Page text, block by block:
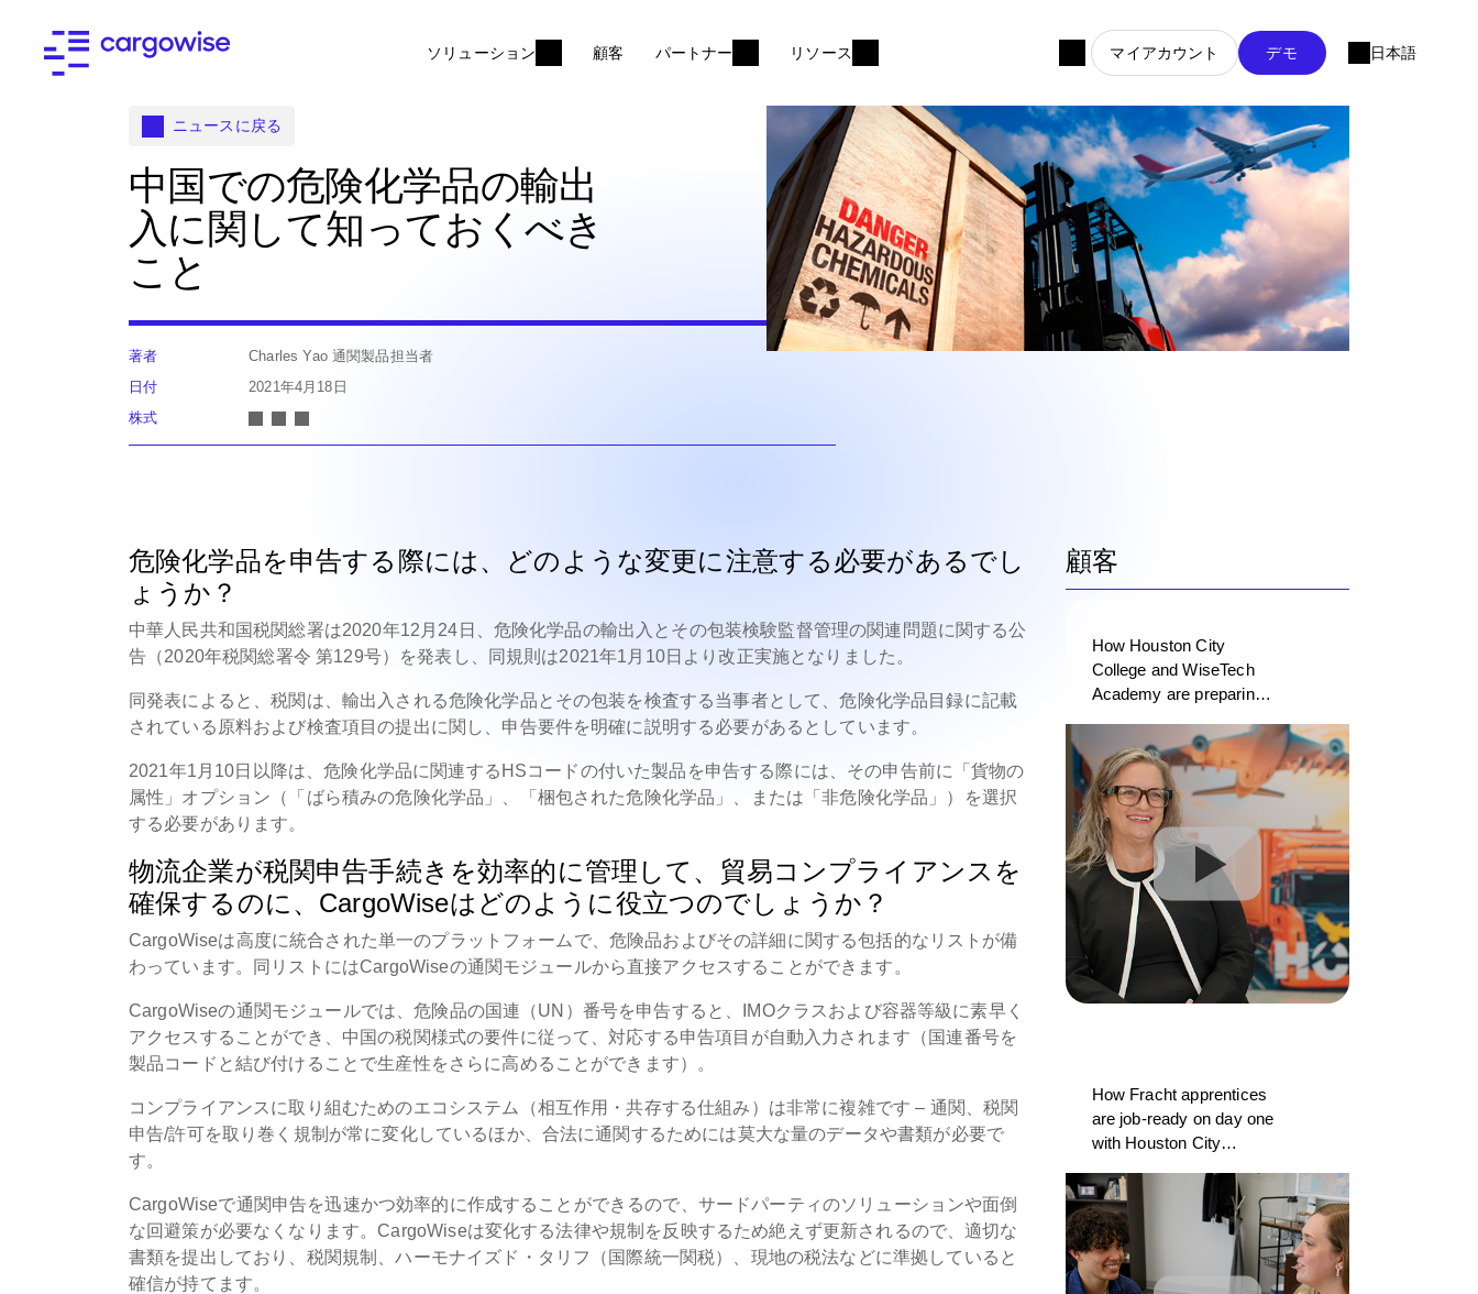
ソリューション 顧客 パートナー リソース マイアカウント デモ 日本語
ニュースに戻る
中国での危険化学品の輸出
入に関して知っておくべき
こと
著者
Charles Yao 通関製品担当者
日付
2021年4月18日
株式
危険化学品を申告する際には、どのような変更に注意する必要があるでし
ょうか？
中華人民共和国税関総署は2020年12月24日、危険化学品の輸出入とその包装検験監督管理の関連問題に関する公
告（2020年税関総署令 第129号）を発表し、同規則は2021年1月10日より改正実施となりました。
同発表によると、税関は、輸出入される危険化学品とその包装を検査する当事者として、危険化学品目録に記載
されている原料および検査項目の提出に関し、申告要件を明確に説明する必要があるとしています。
2021年1月10日以降は、危険化学品に関連するHSコードの付いた製品を申告する際には、その申告前に「貨物の
属性」オプション（「ばら積みの危険化学品」、「梱包された危険化学品」、または「非危険化学品」）を選択
する必要があります。
物流企業が税関申告手続きを効率的に管理して、貿易コンプライアンスを
確保するのに、CargoWiseはどのように役立つのでしょうか？
CargoWiseは高度に統合された単一のプラットフォームで、危険品およびその詳細に関する包括的なリストが備
わっています。同リストにはCargoWiseの通関モジュールから直接アクセスすることができます。
CargoWiseの通関モジュールでは、危険品の国連（UN）番号を申告すると、IMOクラスおよび容器等級に素早く
アクセスすることができ、中国の税関様式の要件に従って、対応する申告項目が自動入力されます（国連番号を
製品コードと結び付けることで生産性をさらに高めることができます）。
コンプライアンスに取り組むためのエコシステム（相互作用・共存する仕組み）は非常に複雑です – 通関、税関
申告/許可を取り巻く規制が常に変化しているほか、合法に通関するためには莫大な量のデータや書類が必要で
す。
CargoWiseで通関申告を迅速かつ効率的に作成することができるので、サードパーティのソリューションや面倒
な回避策が必要なくなります。CargoWiseは変化する法律や規制を反映するため絶えず更新されるので、適切な
書類を提出しており、税関規制、ハーモナイズド・タリフ（国際統一関税）、現地の税法などに準拠していると
確信が持てます。
顧客
How Houston City
College and WiseTech
Academy are preparing
logistics professionals
How Fracht apprentices
are job-ready on day one
with Houston City